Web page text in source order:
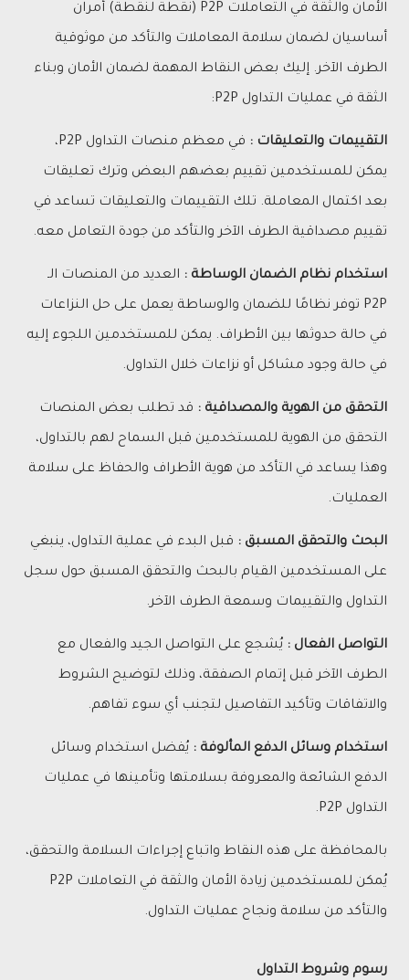
الأمان والثقة في التعاملات P2P (نقطة لنقطة) أمران
أساسيان لضمان سلامة المعاملات والتأكد من موثوقية
الطرف الآخر. إليك بعض النقاط المهمة لضمان الأمان وبناء
الثقة في عمليات التداول P2P:
التقييمات والتعليقات : في معظم منصات التداول P2P،
يمكن للمستخدمين تقييم بعضهم البعض وترك تعليقات
بعد اكتمال المعاملة. تلك التقييمات والتعليقات تساعد في
تقييم مصداقية الطرف الآخر والتأكد من جودة التعامل معه.
استخدام نظام الضمان الوساطة : العديد من المنصات الـ
P2P توفر نظامًا للضمان والوساطة يعمل على حل النزاعات
في حالة حدوثها بين الأطراف. يمكن للمستخدمين اللجوء إليه
في حالة وجود مشاكل أو نزاعات خلال التداول.
التحقق من الهوية والمصداقية : قد تطلب بعض المنصات
التحقق من الهوية للمستخدمين قبل السماح لهم بالتداول،
وهذا يساعد في التأكد من هوية الأطراف والحفاظ على سلامة
العمليات.
البحث والتحقق المسبق : قبل البدء في عملية التداول، ينبغي
على المستخدمين القيام بالبحث والتحقق المسبق حول سجل
التداول والتقييمات وسمعة الطرف الآخر.
التواصل الفعال : يُشجع على التواصل الجيد والفعال مع
الطرف الآخر قبل إتمام الصفقة، وذلك لتوضيح الشروط
والاتفاقات وتأكيد التفاصيل لتجنب أي سوء تفاهم.
استخدام وسائل الدفع المألوفة : يُفضل استخدام وسائل
الدفع الشائعة والمعروفة بسلامتها وتأمينها في عمليات
التداول P2P.
بالمحافظة على هذه النقاط واتباع إجراءات السلامة والتحقق،
يُمكن للمستخدمين زيادة الأمان والثقة في التعاملات P2P
والتأكد من سلامة ونجاح عمليات التداول.
رسوم وشروط التداول